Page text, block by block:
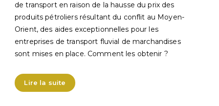
de transport en raison de la hausse du prix des
produits pétroliers résultant du conflit au Moyen-
Orient, des aides exceptionnelles pour les
entreprises de transport fluvial de marchandises
sont mises en place. Comment les obtenir ?
Lire la suite